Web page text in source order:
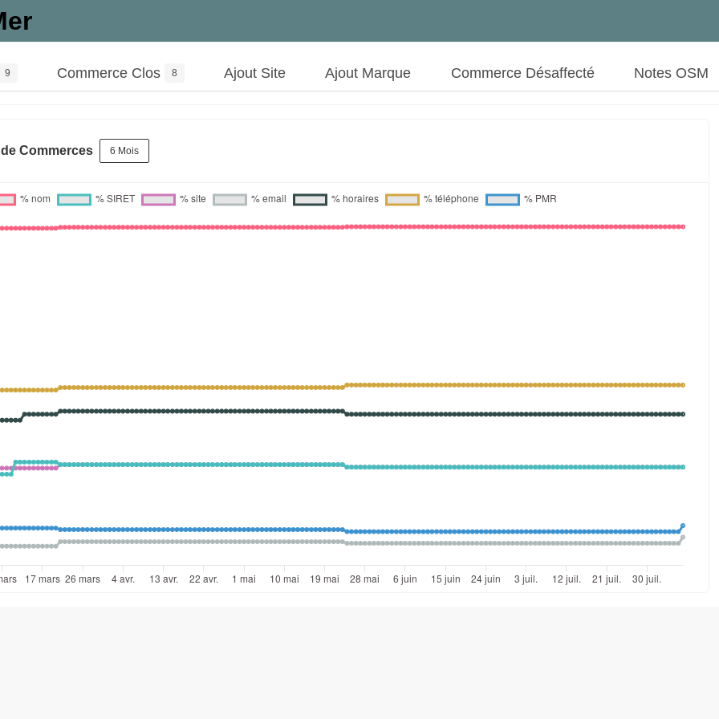
9 Commerce Clos 8 Ajout Site Ajout Marque Commerce Désaffecté Notes OSM
Commerces 6 Mois